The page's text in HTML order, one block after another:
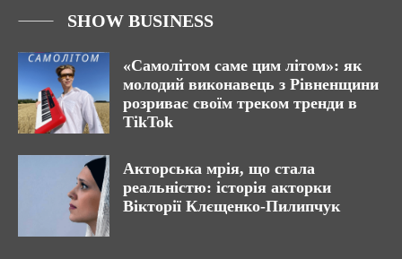
SHOW BUSINESS
«Самолітом саме цим літом»: як
молодий виконавець з Рівненщини
розриває своїм треком тренди в
TikTok
Акторська мрія, що стала
реальністю: історія акторки
Вікторії Клєщенко-Пилипчук